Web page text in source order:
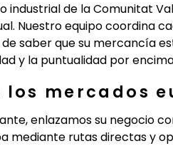
industrial de la Comunitat
Nuestro equipo coordina
saber que su mercancía
y la puntualidad por
mercados
enlazamos su negocio
mediante rutas directas y